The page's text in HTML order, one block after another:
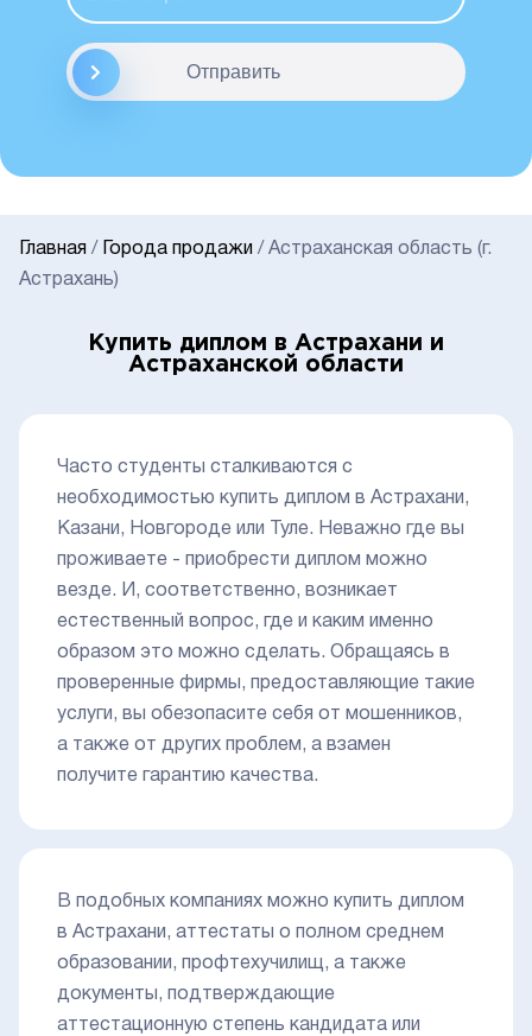
Отправить
Главная / Города продажи / Астраханская область (г.
Астрахань)
Купить диплом в Астрахани и
Астраханской области
Часто студенты сталкиваются с
необходимостью купить диплом в Астрахани,
Казани, Новгороде или Туле. Неважно где вы
проживаете - приобрести диплом можно
везде. И, соответственно, возникает
естественный вопрос, где и каким именно
образом это можно сделать. Обращаясь в
проверенные фирмы, предоставляющие такие
услуги, вы обезопасите себя от мошенников,
а также от других проблем, а взамен
получите гарантию качества.
В подобных компаниях можно купить диплом
в Астрахани, аттестаты о полном среднем
образовании, профтехучилищ, а также
документы, подтверждающие
аттестационную степень кандидата или